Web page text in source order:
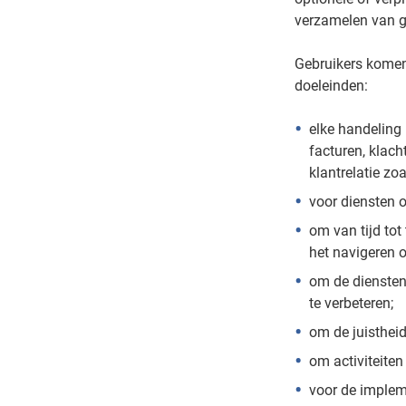
verzamelen van
Gebruikers
doeleinden:
elke handeling
facturen,
klantrelatie
voor diensten
om van tijd tot
het navigeren
om de
te verbeteren;
om de
om
voor de